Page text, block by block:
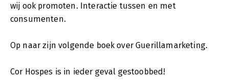
wij ook promoten. Interactie tussen en met
consumenten.
Op naar zijn volgende boek over Guerillamarketing.
Cor Hospes is in ieder geval gestoobbed!